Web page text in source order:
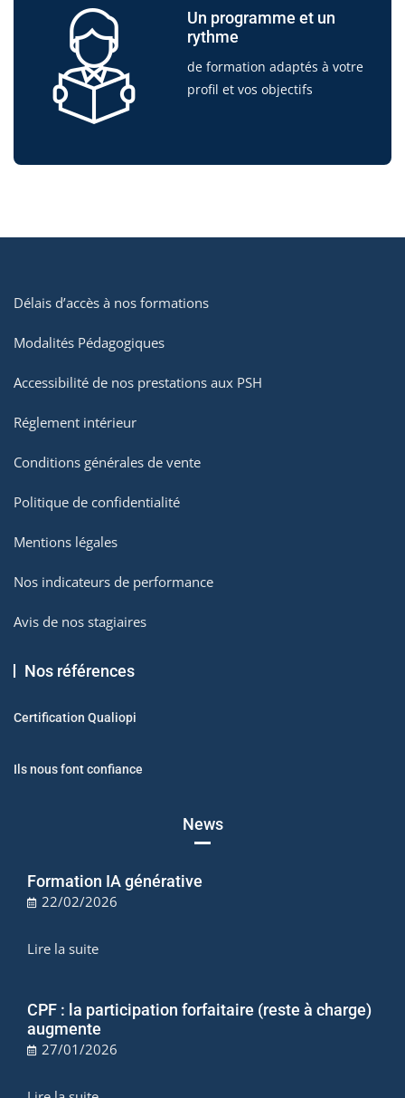
Un programme et un
rythme
de formation adaptés à votre
profil et vos objectifs
Délais d’accès à nos formations
Modalités Pédagogiques
Accessibilité de nos prestations aux PSH
Réglement intérieur
Conditions générales de vente
Politique de confidentialité
Mentions légales
Nos indicateurs de performance
Avis de nos stagiaires
Nos références
Certification Qualiopi
Ils nous font confiance
News
Formation IA générative
22/02/2026
Lire la suite
CPF : la participation forfaitaire (reste à charge)
augmente
27/01/2026